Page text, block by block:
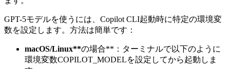
GPT-5モデルを使うには、Copilot CLI起動時に特定の環境変
数を設定します。方法は簡単です：
macOS/Linux**の場合**：ターミナルで以下のように
環境変数COPILOT_MODELを設定してから起動しま